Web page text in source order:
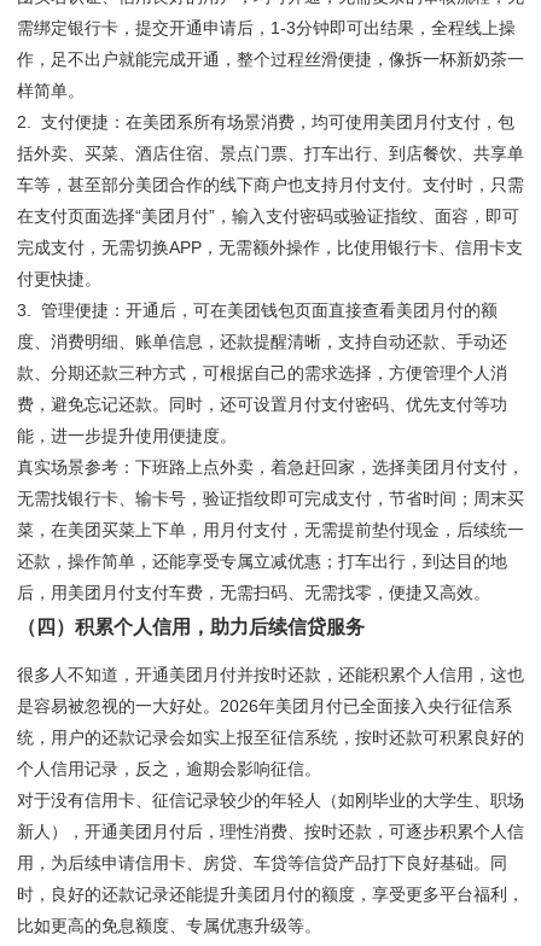
需绑定银行卡，提交开通申请后，1-3分钟即可出结果，全程线上操
作，足不出户就能完成开通，整个过程丝滑便捷，像拆一杯新奶茶一
样简单。
2. 支付便捷：在美团系所有场景消费，均可使用美团月付支付，包
括外卖、买菜、酒店住宿、景点门票、打车出行、到店餐饮、共享单
车等，甚至部分美团合作的线下商户也支持月付支付。支付时，只需
在支付页面选择“美团月付”，输入支付密码或验证指纹、面容，即可
完成支付，无需切换APP，无需额外操作，比使用银行卡、信用卡支
付更快捷。
3. 管理便捷：开通后，可在美团钱包页面直接查看美团月付的额
度、消费明细、账单信息，还款提醒清晰，支持自动还款、手动还
款、分期还款三种方式，可根据自己的需求选择，方便管理个人消
费，避免忘记还款。同时，还可设置月付支付密码、优先支付等功
能，进一步提升使用便捷度。
真实场景参考：下班路上点外卖，着急赶回家，选择美团月付支付，
无需找银行卡、输卡号，验证指纹即可完成支付，节省时间；周末买
菜，在美团买菜上下单，用月付支付，无需提前垫付现金，后续统一
还款，操作简单，还能享受专属立减优惠；打车出行，到达目的地
后，用美团月付支付车费，无需扫码、无需找零，便捷又高效。
（四）积累个人信用，助力后续信贷服务
很多人不知道，开通美团月付并按时还款，还能积累个人信用，这也
是容易被忽视的一大好处。2026年美团月付已全面接入央行征信系
统，用户的还款记录会如实上报至征信系统，按时还款可积累良好的
个人信用记录，反之，逾期会影响征信。
对于没有信用卡、征信记录较少的年轻人（如刚毕业的大学生、职场
新人），开通美团月付后，理性消费、按时还款，可逐步积累个人信
用，为后续申请信用卡、房贷、车贷等信贷产品打下良好基础。同
时，良好的还款记录还能提升美团月付的额度，享受更多平台福利，
比如更高的免息额度、专属优惠升级等。